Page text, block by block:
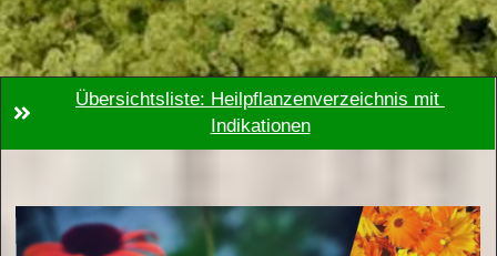
Übersichtsliste: Heilpflanzenverzeichnis mit
Indikationen